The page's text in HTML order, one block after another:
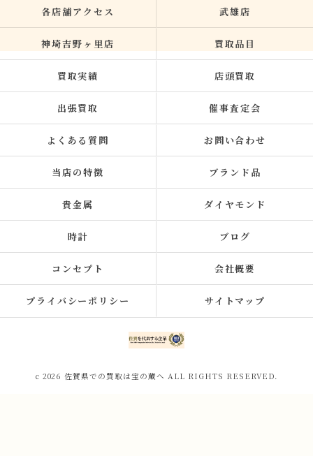
各店舗アクセス 武雄店
神埼吉野ヶ里店 買取品目
買取実績 店頭買取
出張買取 催事査定会
よくある質問 お問い合わせ
当店の特徴 ブランド品
貴金属 ダイヤモンド
時計 ブログ
コンセプト 会社概要
プライバシーポリシー サイトマップ
c 2026 佐賀県での買取は宝の蔵へ ALL RIGHTS RESERVED.